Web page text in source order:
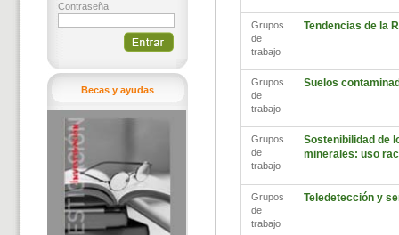
Contraseña
Becas y ayudas
Grupos
de
trabajo
Tendencias de la
Grupos
de
trabajo
Suelos
Grupos
de
trabajo
Sostenibilidad de
minerales: uso
Grupos
de
trabajo
Teledetección y